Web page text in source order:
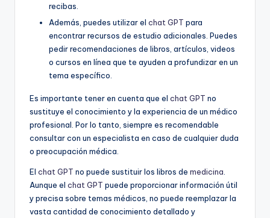
recibas.
Además, puedes utilizar el chat GPT para
encontrar recursos de estudio adicionales. Puedes
pedir recomendaciones de libros, artículos, videos
o cursos en línea que te ayuden a profundizar en un
tema específico.
Es importante tener en cuenta que el chat GPT no
sustituye el conocimiento y la experiencia de un médico
profesional. Por lo tanto, siempre es recomendable
consultar con un especialista en caso de cualquier duda
o preocupación médica.
El chat GPT no puede sustituir los libros de medicina
Aunque el chat GPT puede proporcionar información útil
y precisa sobre temas médicos, no puede reemplazar la
vasta cantidad de conocimiento detallado y